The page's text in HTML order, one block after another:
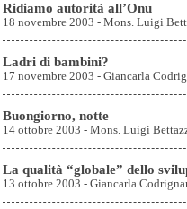
Ridiamo autorità all’Onu
18 novembre 2003 - Mons. Luigi
Ladri di bambini?
17 novembre 2003 - Giancarla
Buongiorno, notte
14 ottobre 2003 - Mons. Luigi
La qualità “globale” dello
13 ottobre 2003 - Giancarla